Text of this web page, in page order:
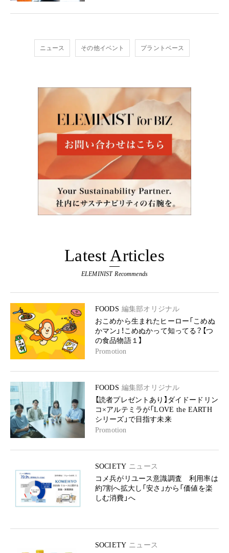
ニュース その他イベント プラントベース
Latest Articles
ELEMINIST Recommends
FOODS 編集部オリジナル
おこめから生まれたヒーロー「こめぬ
かマン」！こめぬかって知ってる？【つ
の食品物語１】
Promotion
FOODS 編集部オリジナル
【読者プレゼントあり】ダイドードリン
コ×アルテミラが「LOVE the EARTH
シリーズ」で目指す未来
Promotion
SOCIETY ニュース
コメ兵がリユース意識調査 利用率は
約7割へ拡大し「安さ」から「価値を楽
しむ消費」へ
SOCIETY ニュース